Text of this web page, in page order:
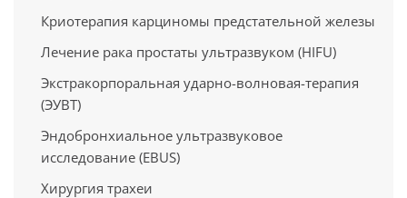
Криотерапия карциномы предстательной железы
Лечение рака простаты ультразвуком (HIFU)
Экстракорпоральная ударно-волновая-терапия
(ЭУВТ)
Эндобронхиальное ультразвуковое
исследование (EBUS)
Хирургия трахеи